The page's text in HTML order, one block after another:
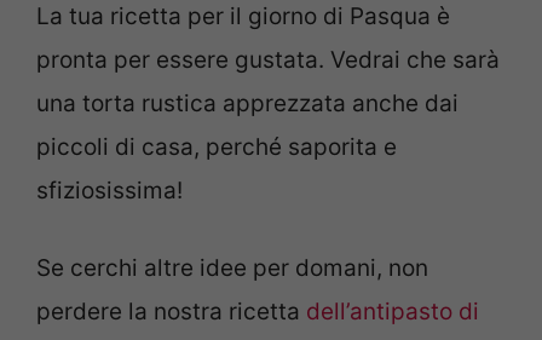
La tua ricetta per il giorno di Pasqua è
pronta per essere gustata. Vedrai che sarà
una torta rustica apprezzata anche dai
piccoli di casa, perché saporita e
sfiziosissima!
Se cerchi altre idee per domani, non
perdere la nostra ricetta dell’antipasto di